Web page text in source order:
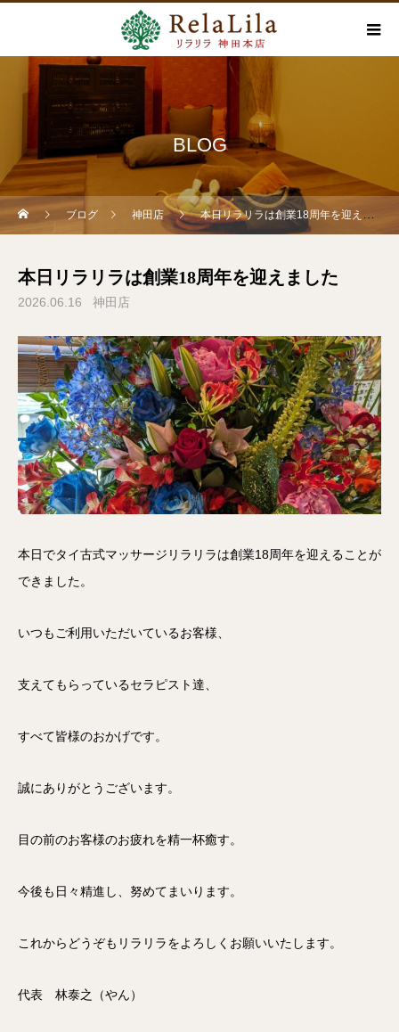
BLOG
ブログ 神田店 本日リラリラは創業18周年を迎えました
本日リラリラは創業18周年を迎えました
2026.06.16 神田店
本日でタイ古式マッサージリラリラは創業18周年を迎えることが
できました。
いつもご利用いただいているお客様、
支えてもらっているセラピスト達、
すべて皆様のおかげです。
誠にありがとうございます。
目の前のお客様のお疲れを精一杯癒す。
今後も日々精進し、努めてまいります。
これからどうぞもリラリラをよろしくお願いいたします。
代表 林泰之（やん）